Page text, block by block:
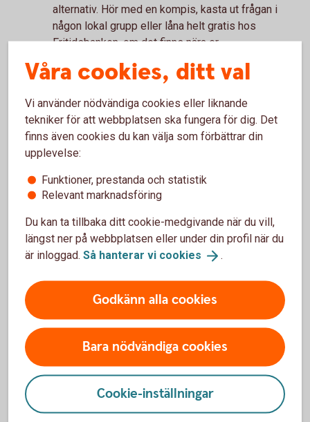
alternativ. Hör med en kompis, kasta ut frågan i
någon lokal grupp eller låna helt gratis hos
Fritidsbanken, om det finns nära er.
lånar ut sport- och fritidsprylar precis på samma
Läs och slappa
Glöm inte bort att njuta av ledigheten och vila upp
dig. Ta en sväng till biblioteket och låna vilka
böcker du vill, helt gratis! Många bibliotek har
också roliga aktiviteter man kan gå på.
Vi tipsar även om att vår tidning Lyckoslanten finns
att läsa gratis påLyckoslanten. se .
Så skaffar du banktjänster till
ditt barn
Gör ditt barn till bankkund
Du som är kund i banken kan enkelt göra ditt
barn till bankkund i internetbanken. Då kan du
Våra cookies, ditt val
Vi använder nödvändiga cookies eller liknande
tekniker för att webbplatsen ska fungera för dig. Det
finns även cookies du kan välja som förbättrar din
upplevelse:
Funktioner, prestanda och statistik
Relevant marknadsföring
Du kan ta tillbaka ditt cookie-medgivande när du vill,
längst ner på webbplatsen eller under din profil när du
är inloggad. Så hanterar vi cookies .
Godkänn alla cookies
Bara nödvändiga cookies
Cookie-inställningar